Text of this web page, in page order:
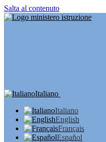
Salta al contenuto
Italiano
Italiano
English
Français
Español